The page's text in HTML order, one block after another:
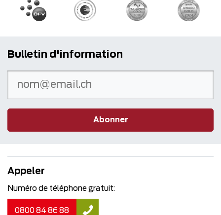
Bulletin d'information
Abonner
Appeler
Numéro de téléphone gratuit:
0800 84 86 88